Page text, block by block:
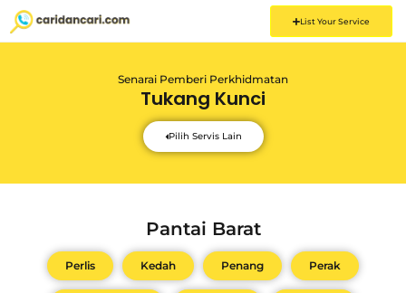
List Your Service
Senarai Pemberi Perkhidmatan
Tukang Kunci
Pilih Servis Lain
Pantai Barat
Perlis Kedah Penang Perak